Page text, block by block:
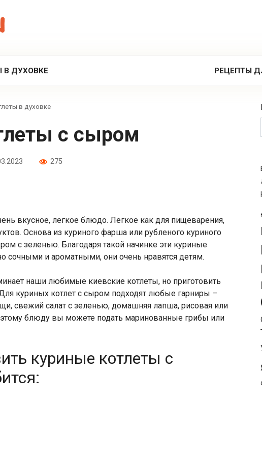
В ДУХОВКЕ РЕЦЕПТЫ
в духовке
с сыром
275
вкусное, легкое блюдо. Легкое как для пищеварения,
Основа из куриного фарша или рубленого куриного
с зеленью. Благодаря такой начинке эти куриные
сочными и ароматными, они очень нравятся детям.
наши любимые киевские котлеты, но приготовить
куриных котлет с сыром подходят любые гарниры –
свежий салат с зеленью, домашняя лапша, рисовая или
этому блюду вы можете подать маринованные грибы или
куриные котлеты с